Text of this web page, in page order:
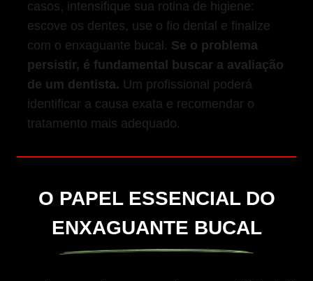
casos, intensifique sua rotina de higiene:
escove os dentes, use o fio dental e finalize
com o enxaguante bucal. Se o problema
persistir, é fundamental buscar a avaliação
de um dentista. Um profissional poderá
identificar a causa exata e recomendar o
tratamento mais adequado.
O PAPEL ESSENCIAL DO
ENXAGUANTE BUCAL